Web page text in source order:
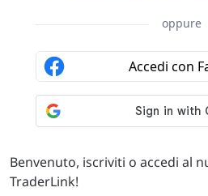
Benvenuto, iscriviti o accedi al
TraderLink!